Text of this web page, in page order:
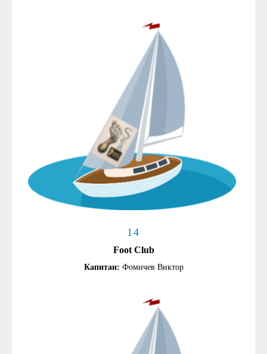
14
Foot Club
Капитан: Фомичев Виктор